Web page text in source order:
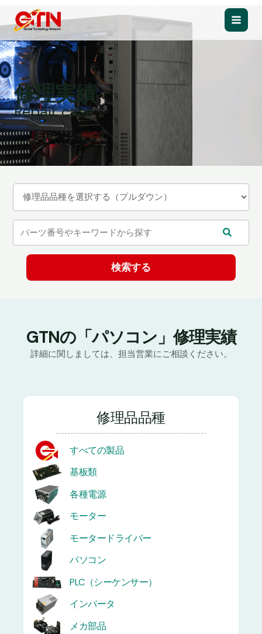
を
ス
キ
ッ
プ
Main
修理実績
Repair case
GTNの「パソコン」修理実績
詳細に関しましては、担当営業にご相談ください。
修理品品種
すべての製品
基板類
各種電源
モーター
モータードライバー
パソコン
PLC（シーケンサー）
インバータ
メカ部品